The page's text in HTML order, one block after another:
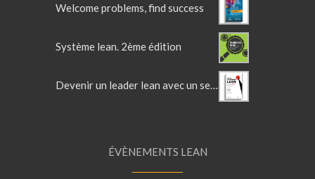
Welcome problems, find success
Système lean. 2ème édition
ÉVÈNEMENTS LEAN